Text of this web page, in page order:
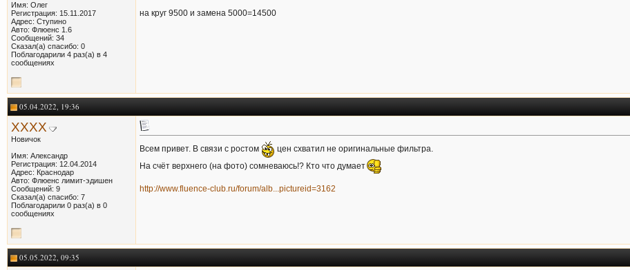
Имя: Олег
Регистрация: 15.11.2017
Адрес: Ступино
Авто: Флюенс 1.6
Сообщений: 34
Сказал(а) спасибо: 0
Поблагодарили 4 раз(а) в 4
сообщениях
на круг 9500 и замена 5000=14500
05.04.2022, 19:36
XXXX
Новичок
Имя: Александр
Регистрация: 12.04.2014
Адрес: Краснодар
Авто: Флюенс лимит-эдишен
Сообщений: 9
Сказал(а) спасибо: 7
Поблагодарили 0 раз(а) в 0
сообщениях
Всем привет. В связи с ростом
цен схватил не оригинальные фильтра.
На счёт верхнего (на фото) сомневаюсь!? Кто что думает
http://www.fluence-club.ru/forum/alb...pictureid=3162
05.05.2022, 09:35